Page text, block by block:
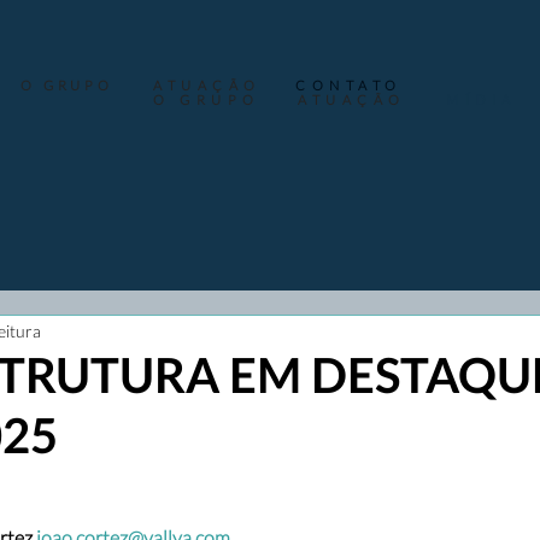
O GRUPO ATUAÇÃO
CONTATO
O GRUPO
ATUAÇÃO
EM